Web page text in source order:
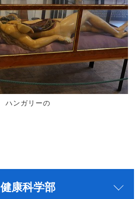
ハンガリーの
健康科学部